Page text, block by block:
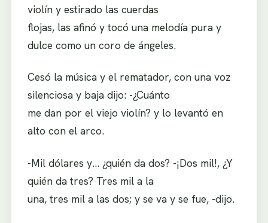
violín y estirado las cuerdas
flojas, las afinó y tocó una melodía pura y
dulce como un coro de ángeles.
Cesó la música y el rematador, con una voz
silenciosa y baja dijo: -¿Cuánto
me dan por el viejo violín? y lo levantó en
alto con el arco.
-Mil dólares y… ¿quién da dos? -¡Dos mil!, ¿Y
quién da tres? Tres mil a la
una, tres mil a las dos; y se va y se fue, -dijo.